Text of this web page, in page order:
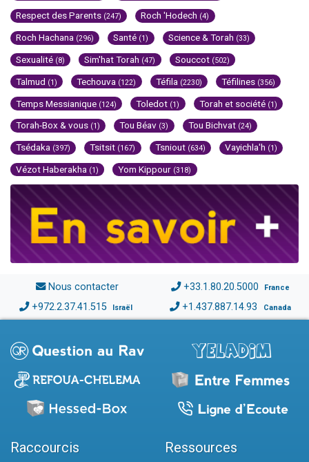
Respect des Parents (247) Roch 'Hodech (4)
Roch Hachana (296) Santé (1) Science & Torah (33)
Sexualité (8) Sim'hat Torah (47) Souccot (502)
Talmud (1) Techouva (122) Téfila (2230) Téfilines (356)
Temps Messianique (124) Toledot (1) Torah et société (1)
Torah-Box & vous (1) Tou Béav (3) Tou Bichvat (24)
Tsédaka (397) Tsitsit (167) Tsniout (634) Vayichla'h (1)
Vézot Haberakha (1) Yom Kippour (318)
Nous contacter +33.1.80.20.5000 France
+972.2.37.41.515 Israël +1.437.887.14.93 Canada
Raccourcis Ressources